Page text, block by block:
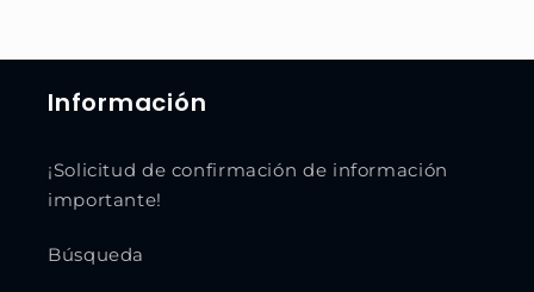
Información
¡Solicitud de confirmación de información
importante!
Búsqueda